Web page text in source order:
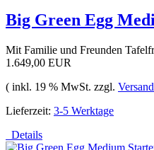
Big Green Egg
Mit Familie und Freunden
1.649,00 EUR
( inkl. 19 % MwSt. zzgl.
Lieferzeit: 3-5 Werktage
Details